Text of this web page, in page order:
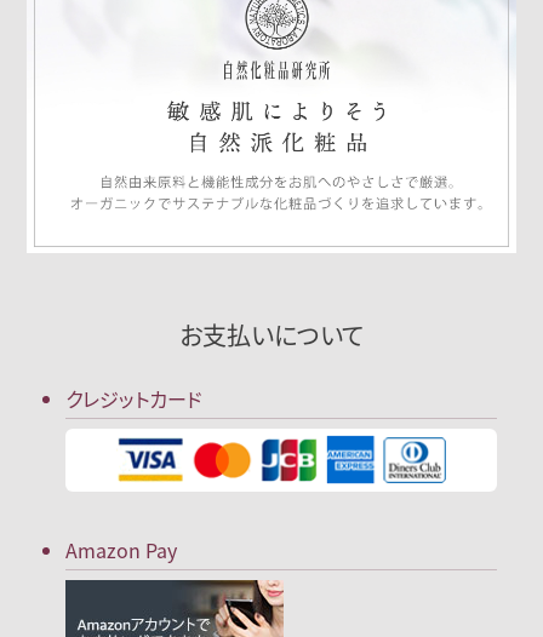
お支払いについて
クレジットカード
Amazon Pay